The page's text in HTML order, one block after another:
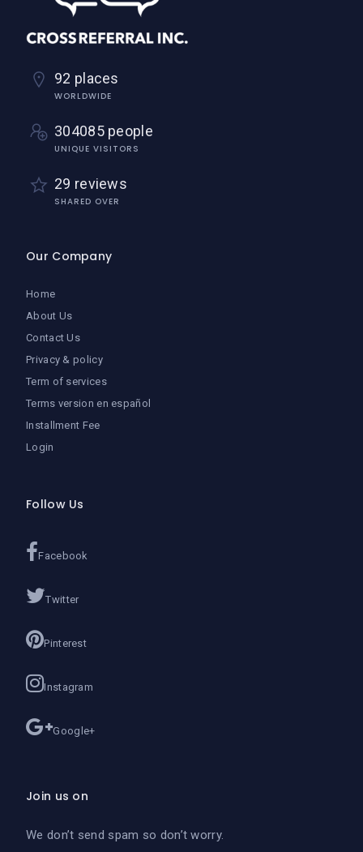
92 places
WORLDWIDE
304085 people
UNIQUE VISITORS
29 reviews
SHARED OVER
Our Company
Home
About Us
Contact Us
Privacy & policy
Term of services
Terms version en español
Installment Fee
Login
Follow Us
Facebook
Twitter
Pinterest
Instagram
Google+
Join us on
We don’t send spam so don’t worry.